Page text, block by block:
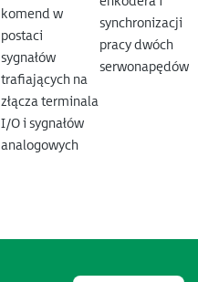
komend w
postaci
sygnałów
trafiających na
złącza terminala
I/O i sygnałów
analogowych
synchronizacji
pracy dwóch
serwonapędów